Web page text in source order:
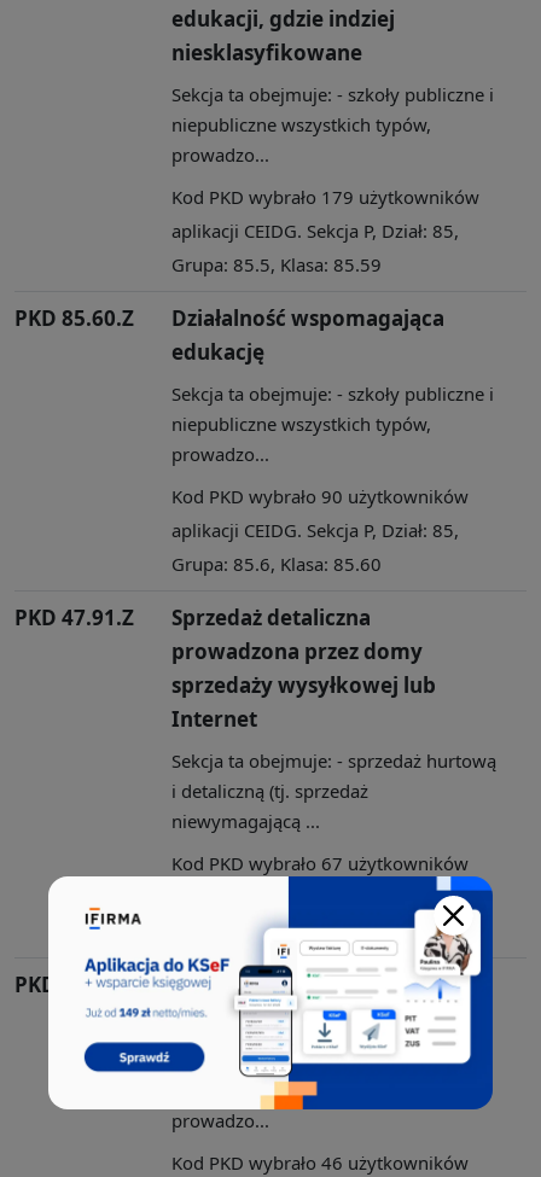
edukacji, gdzie indziej
niesklasyfikowane
Sekcja ta obejmuje: - szkoły publiczne i
niepubliczne wszystkich typów,
prowadzo...
Kod PKD wybrało 179 użytkowników
aplikacji CEIDG. Sekcja P, Dział: 85,
Grupa: 85.5, Klasa: 85.59
PKD 85.60.Z
Działalność wspomagająca
edukację
Sekcja ta obejmuje: - szkoły publiczne i
niepubliczne wszystkich typów,
prowadzo...
Kod PKD wybrało 90 użytkowników
aplikacji CEIDG. Sekcja P, Dział: 85,
Grupa: 85.6, Klasa: 85.60
PKD 47.91.Z
Sprzedaż detaliczna
prowadzona przez domy
sprzedaży wysyłkowej lub
Internet
Sekcja ta obejmuje: - sprzedaż hurtową
i detaliczną (tj. sprzedaż
niewymagającą ...
Kod PKD wybrało 67 użytkowników
aplikacji CEIDG. Sekcja G, Dział: 47,
Grupa: 47.9, Klasa: 47.91
PKD 85.52.Z
Pozaszkolne formy edukacji
artystycznej
Sekcja ta obejmuje: - szkoły publiczne i
niepubliczne wszystkich typów,
prowadzo...
Kod PKD wybrało 46 użytkowników